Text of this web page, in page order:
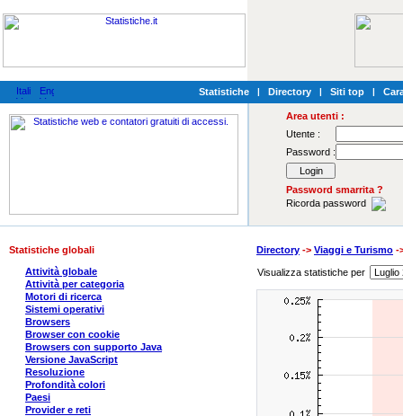
Statistiche | Directory | Siti top |
Area utenti :
Utente :
Password :
Password smarrita ?
Ricorda password
Statistiche globali
Attività globale
Attività per categoria
Motori di ricerca
Sistemi operativi
Browsers
Browser con cookie
Browsers con supporto Java
Versione JavaScript
Resoluzione
Profondità colori
Paesi
Provider e reti
Directory -> Viaggi e Turismo -
Visualizza statistiche per